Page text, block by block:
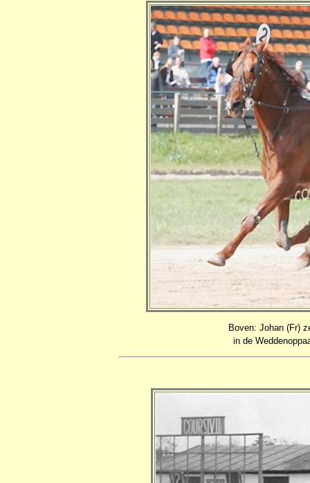
Boven: Johan (Fr)
in de